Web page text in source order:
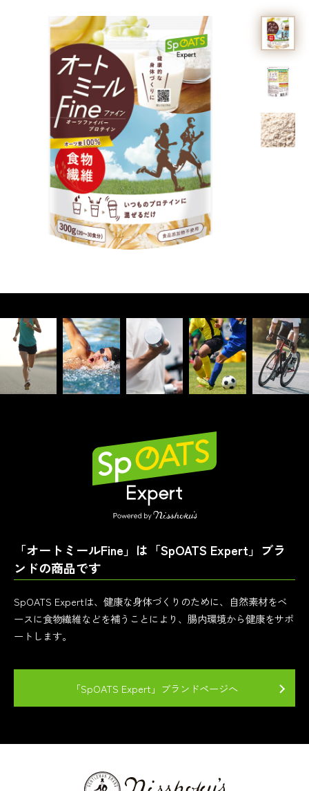
「オートミールFine」は「SpOATS Expert」ブラ
ンドの商品です
SpOATS Expertは、健康な身体づくりのために、自然素材をベ
ースに食物繊維などを補うことにより、腸内環境から健康をサポ
ートします。
「SpOATS Expert」ブランドページへ